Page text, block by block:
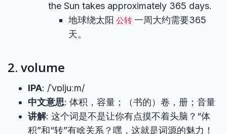
the Sun takes approximately 365 days.
地球绕太阳 公转 一周大约需要365
天。
2. volume
IPA: /ˈvɒljuːm/
中文意思: 体积，容量；（书的）卷，册；音量
讲解: 这个词是不是让你有点摸不着头脑？“体
积”和“转”有啥关系？嘿，这就是词源的魅力！